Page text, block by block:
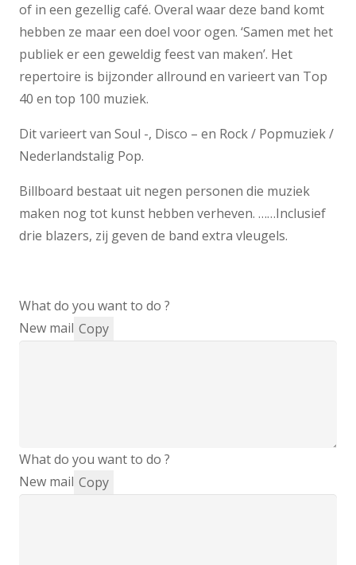
of in een gezellig café. Overal waar deze band komt
hebben ze maar een doel voor ogen. ‘Samen met het
publiek er een geweldig feest van maken’. Het
repertoire is bijzonder allround en varieert van Top
40 en top 100 muziek.
Dit varieert van Soul -, Disco – en Rock / Popmuziek /
Nederlandstalig Pop.
Billboard bestaat uit negen personen die muziek
maken nog tot kunst hebben verheven. ……Inclusief
drie blazers, zij geven de band extra vleugels.
What do you want to do ?
New mail Copy
What do you want to do ?
New mail Copy